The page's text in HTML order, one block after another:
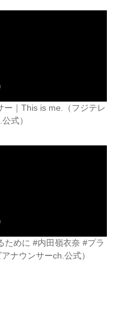
ー｜This is me.（フジテレ
式）
ために #内田嶺衣奈 #プラ
ナウンサーch.公式）